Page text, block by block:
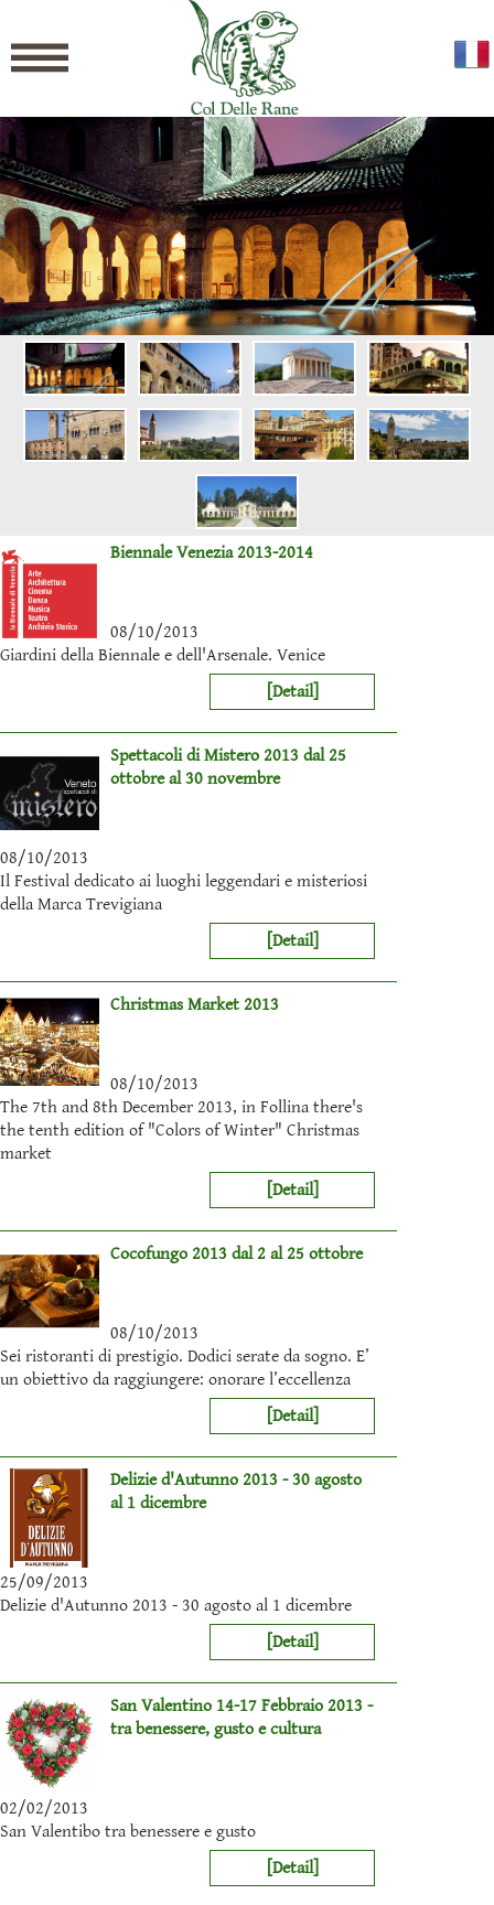
Biennale Venezia 2013-2014
08/10/2013
Giardini della Biennale e dell'Arsenale. Venice
[Detail]
Spettacoli di Mistero 2013 dal 25
ottobre al 30 novembre
08/10/2013
Il Festival dedicato ai luoghi leggendari e misteriosi
della Marca Trevigiana
[Detail]
Christmas Market 2013
08/10/2013
The 7th and 8th December 2013, in Follina there's
the tenth edition of "Colors of Winter" Christmas
market
[Detail]
Cocofungo 2013 dal 2 al 25 ottobre
08/10/2013
Sei ristoranti di prestigio. Dodici serate da sogno. E’
un obiettivo da raggiungere: onorare l’eccellenza
[Detail]
Delizie d'Autunno 2013 - 30 agosto
al 1 dicembre
25/09/2013
Delizie d'Autunno 2013 - 30 agosto al 1 dicembre
[Detail]
San Valentino 14-17 Febbraio 2013 -
tra benessere, gusto e cultura
02/02/2013
San Valentibo tra benessere e gusto
[Detail]